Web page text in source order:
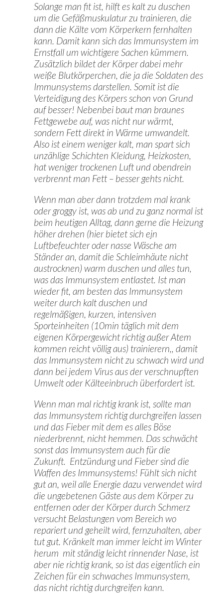
Solange man fit ist, hilft es kalt zu duschen
um die Gefäßmuskulatur zu trainieren, die
dann die Kälte vom Körperkern fernhalten
kann. Damit kann sich das Immunsystem im
Ernstfall um wichtigere Sachen kümmern.
Zusätzlich bildet der Körper dabei mehr
weiße Blutkörperchen, die ja die Soldaten des
Immunsystems darstellen. Somit ist die
Verteidigung des Körpers schon von Grund
auf besser! Nebenbei baut man braunes
Fettgewebe auf, was nicht nur wärmt,
sondern Fett direkt in Wärme umwandelt.
Also ist einem weniger kalt, man spart sich
unzählige Schichten Kleidung, Heizkosten,
hat weniger trockenen Luft und obendrein
verbrennt man Fett – besser gehts nicht.
Wenn man aber dann trotzdem mal krank
oder groggy ist, was ab und zu ganz normal ist
beim heutigen Alltag, dann gerne die Heizung
höher drehen (hier bietet sich ejn
Luftbefeuchter oder nasse Wäsche am
Ständer an, damit die Schleimhäute nicht
austrocknen) warm duschen und alles tun,
was das Immunsystem entlastet. Ist man
wieder fit, am besten das Immunsystem
weiter durch kalt duschen und
regelmäßigen, kurzen, intensiven
Sporteinheiten (10min täglich mit dem
eigenen Körpergewicht richtig außer Atem
kommen reicht völlig aus) trainierern,, damit
das Immunsystem nicht zu schwach wird und
dann bei jedem Virus aus der verschnupften
Umwelt oder Kälteeinbruch überfordert ist.
Wenn man mal richtig krank ist, sollte man
das Immunsystem richtig durchgreifen lassen
und das Fieber mit dem es alles Böse
niederbrennt, nicht hemmen. Das schwächt
sonst das Immunsystem auch für die
Zukunft. Entzündung und Fieber sind die
Waffen des Immunsystems! Fühlt sich nicht
gut an, weil alle Energie dazu verwendet wird
die ungebetenen Gäste aus dem Körper zu
entfernen oder der Körper durch Schmerz
versucht Belastungen vom Bereich wo
repariert und geheilt wird, fernzuhalten, aber
tut gut. Kränkelt man immer leicht im Winter
herum mit ständig leicht rinnender Nase, ist
aber nie richtig krank, so ist das eigentlich ein
Zeichen für ein schwaches Immunsystem,
das nicht richtig durchgreifen kann.